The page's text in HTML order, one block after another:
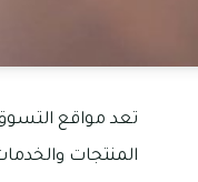
تعد مواقع التسوق
المنتجات